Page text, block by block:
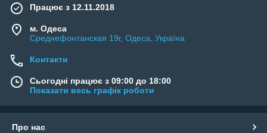
Працює з 12.11.2018
м. Одеса
Среднефонтанская 19г, Одеса, Україна
Контакти
Сьогодні працює з 09:00 до 18:00
Показати весь графік роботи
Про нас